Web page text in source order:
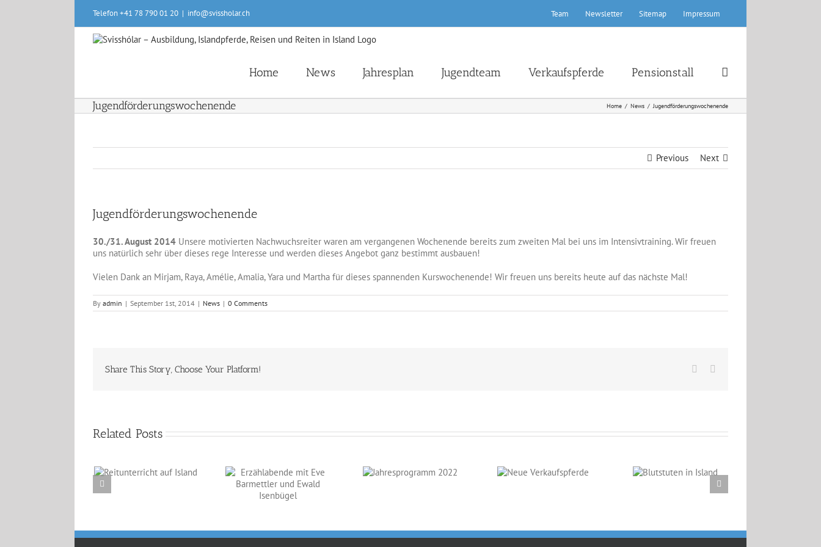
Telefon +41 78 790 01 20 | info@svissholar.ch Team Newsletter Sitemap Impressum
Home News Jahresplan Jugendteam Verkaufspferde Pensionstall
Jugendförderungswochenende Home News Jugendförderungswochenende
Previous Next
Jugendförderungswochenende
30./31. August 2014 Unsere motivierten Nachwuchsreiter waren am vergangenen Wochenende bereits zum zweiten Mal bei uns im Intensivtraining. Wir freuen
uns natürlich sehr über dieses rege Interesse und werden dieses Angebot ganz bestimmt ausbauen!
Vielen Dank an Mirjam, Raya, Amélie, Amalia, Yara und Martha für dieses spannenden Kurswochenende! Wir freuen uns bereits heute auf das nächste Mal!
By admin | September 1st, 2014 | News | 0 Comments
Share This Story, Choose Your Platform! Facebook
Related Posts
Jahresprogramm
2022
Neue
Blutstuten in